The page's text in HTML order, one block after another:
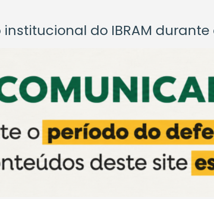
do IBRAM